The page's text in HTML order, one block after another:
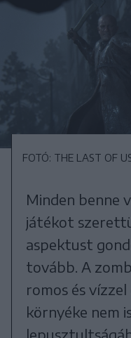
FOTÓ: THE LAST OF
Minden benne
játékot
aspektust
tovább. A
romos és
környéke nem